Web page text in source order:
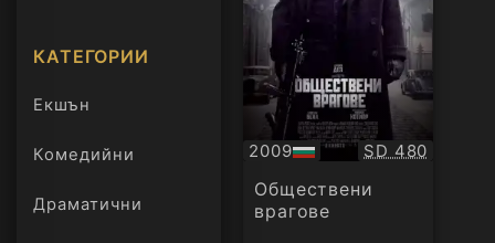
КАТЕГОРИИ
Екшън
Комедийни
Драматични
2009
БГ
аудио
Качество:
SD 480
Обществени
врагове